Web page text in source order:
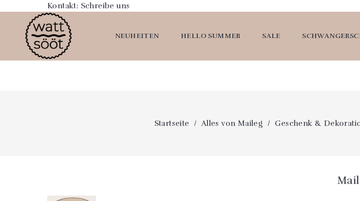
Kontakt: Schreibe uns
NEUHEITEN HELLO SUMMER SALE
Startseite Alles von Maileg Geschenk &